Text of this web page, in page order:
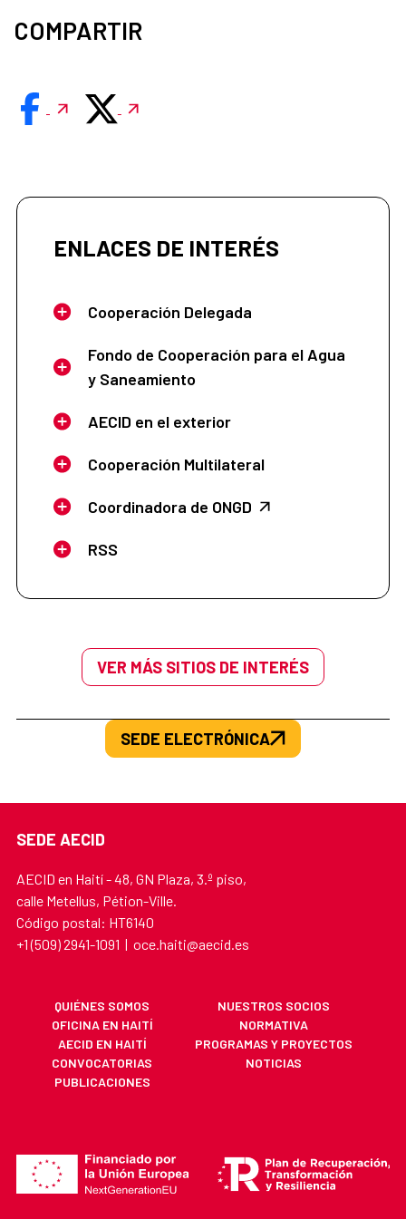
COMPARTIR
ENLACES DE INTERÉS
Cooperación Delegada
Fondo de Cooperación para el Agua
y Saneamiento
AECID en el exterior
Cooperación Multilateral
Coordinadora de ONGD
RSS
VER MÁS SITIOS DE INTERÉS
SEDE ELECTRÓNICA
SEDE AECID
AECID en Haití - 48, GN Plaza, 3.º piso,
calle Metellus, Pétion-Ville.
Código postal: HT6140
+1 (509) 2941-1091 | oce.haiti@aecid.es
QUIÉNES SOMOS
NUESTROS SOCIOS
OFICINA EN HAITÍ
NORMATIVA
AECID EN HAITÍ
PROGRAMAS Y PROYECTOS
CONVOCATORIAS
NOTICIAS
PUBLICACIONES